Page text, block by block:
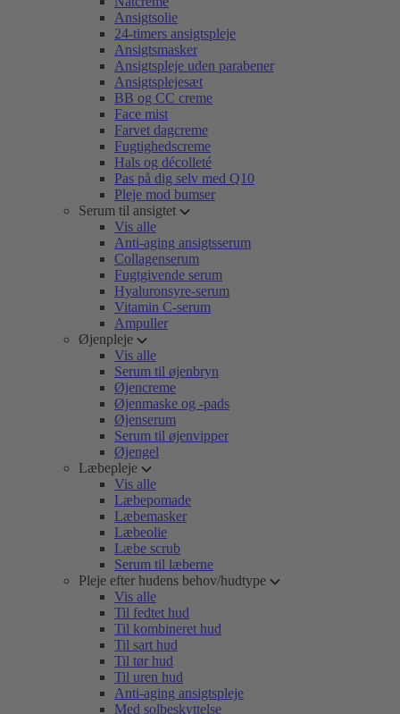
Ansigtsolie
24-timers ansigtspleje
Ansigtsmasker
Ansigtspleje uden parabener
Ansigtsplejesæt
BB og CC creme
Face mist
Farvet dagcreme
Fugtighedscreme
Hals og décolleté
Pas på dig selv med Q10
Pleje mod bumser
Serum til ansigtet
Vis alle
Anti-aging ansigtsserum
Collagenserum
Fugtgivende serum
Hyaluronsyre-serum
Vitamin C-serum
Ampuller
Øjenpleje
Vis alle
Serum til øjenbryn
Øjencreme
Øjenmaske og -pads
Øjenserum
Serum til øjenvipper
Øjengel
Læbepleje
Vis alle
Læbepomade
Læbemasker
Læbeolie
Læbe scrub
Serum til læberne
Pleje efter hudens behov/hudtype
Vis alle
Til fedtet hud
Til kombineret hud
Til sart hud
Til tør hud
Til uren hud
Anti-aging ansigtspleje
Med solbeskyttelse